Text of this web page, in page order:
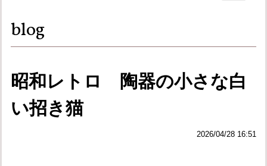
blog
昭和レトロ 陶器の小さな白
い招き猫
2026/04/28 16:51